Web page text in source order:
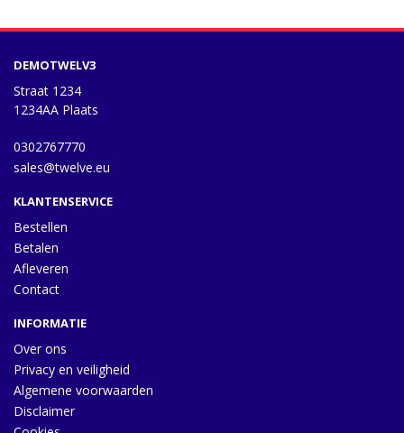
DEMOTWELV3
Straat 1234
1234AA Plaats
0302767770
sales@twelve.eu
KLANTENSERVICE
Bestellen
Betalen
Afleveren
Contact
INFORMATIE
Over ons
Privacy en veiligheid
Algemene voorwaarden
Disclaimer